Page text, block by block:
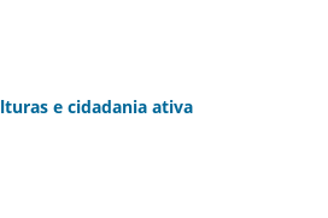
e cidadania ativa